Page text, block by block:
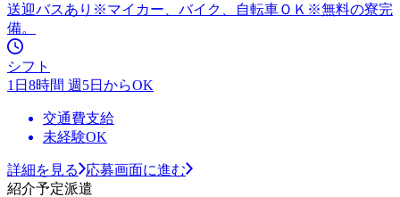
送迎バスあり※マイカー、バイク、自転車ＯＫ※無料の寮完
備。
シフト
1日8時間 週5日からOK
交通費支給
未経験OK
詳細を見る
応募画面に進む
紹介予定派遣